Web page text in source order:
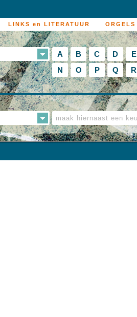
LINKS en LITERATUUR ORGELS
A B C D E
N
O P Q R